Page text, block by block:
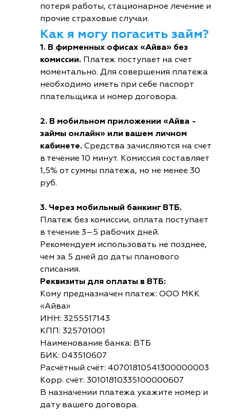
потеря работы, стационарное лечение и
прочие страховые случаи.
Как я могу погасить займ?
1. В фирменных офисах «Айва» без
комиссии. Платеж поступает на счет
моментально. Для совершения платежа
необходимо иметь при себе паспорт
плательщика и номер договора.
2. В мобильном приложении «Айва -
займы онлайн» или вашем личном
кабинете. Средства зачисляются на счет
в течение 10 минут. Комиссия составляет
1,5% от суммы платежа, но не менее 30
руб.
3. Через мобильный банкинг ВТБ.
Платеж без комиссии, оплата поступает
в течение 3–5 рабочих дней.
Рекомендуем использовать не позднее,
чем за 5 дней до даты планового
списания.
Реквизиты для оплаты в ВТБ:
Кому предназначен платеж: ООО МКК
«Айва»
ИНН: 3255517143
КПП: 325701001
Наименование банка: ВТБ
БИК: 043510607
Расчётный счёт: 40701810541300000003
Корр. счёт: 30101810335100000607
В назначении платежа укажите номер и
дату вашего договора.